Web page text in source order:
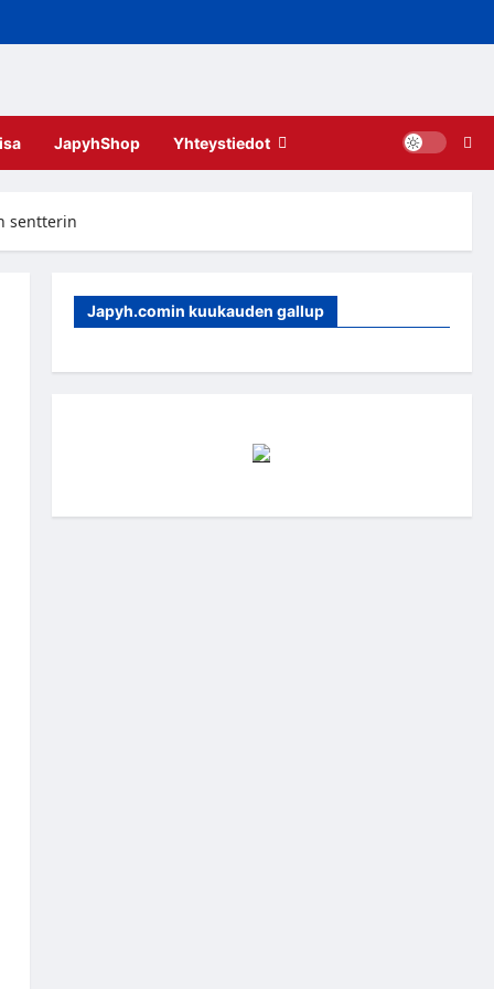
JapyhShop Yhteystiedot
sentterin
Japyh.comin kuukauden gallup